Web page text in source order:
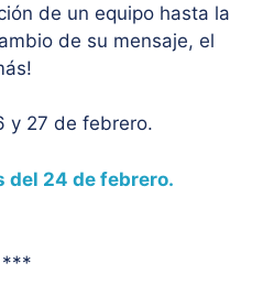
de un equipo hasta la
de su mensaje, el
y 27 de febrero.
del 24 de febrero.
***